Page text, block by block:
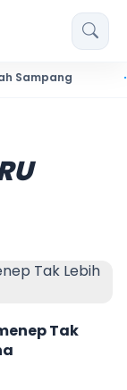
20
Tak